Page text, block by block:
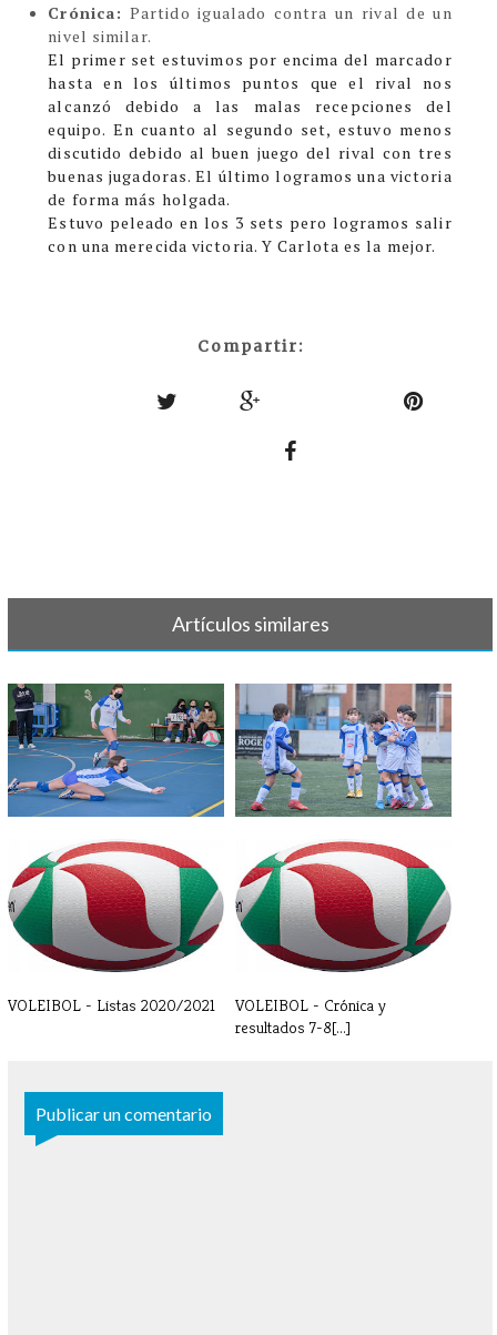
Crónica: Partido igualado contra un rival de un
nivel similar.
El primer set estuvimos por encima del marcador
hasta en los últimos puntos que el rival nos
alcanzó debido a las malas recepciones del
equipo. En cuanto al segundo set, estuvo menos
discutido debido al buen juego del rival con tres
buenas jugadoras. El último logramos una victoria
de forma más holgada.
Estuvo peleado en los 3 sets pero logramos salir
con una merecida victoria. Y Carlota es la mejor.
Compartir:
Artículos similares
GALERÍA DE FOTOS - ENERO
GALERÍA DE FOTOS
DICIEMBRE
VOLEIBOL - Listas 2020/2021
VOLEIBOL - Crónica y
resultados 7-8[...]
Publicar un comentario